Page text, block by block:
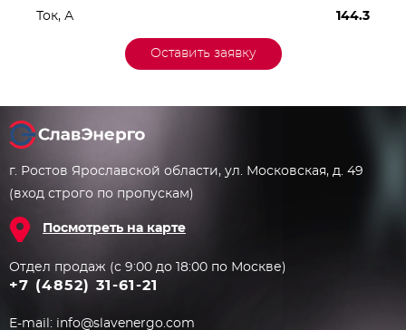
Ток, А 144.3
Оставить заявку
г. Ростов Ярославской области, ул. Московская, д. 49
(вход строго по пропускам)
Посмотреть на карте
Отдел продаж (с 9:00 до 18:00 по Москве)
+7 (4852) 31-61-21
E-mail: info@slavenergo.com